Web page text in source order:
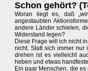
Schon gehört?
Woran liegt es, daß
angestaubten
andere Länder schielen,
Widerstand legen?
Diese Frage will ich nicht
nicht. Statt sich immer nur
drehen ist es vielleicht
heben und etwas
Ein paar Menschen, die